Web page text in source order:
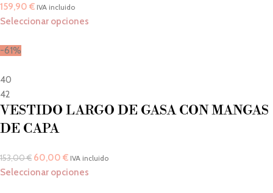
159,90 € IVA incluido
Seleccionar opciones
-61%
40
42
VESTIDO LARGO DE GASA CON MANGAS
DE CAPA
153,00€ 60,00 € IVA incluido
Seleccionar opciones